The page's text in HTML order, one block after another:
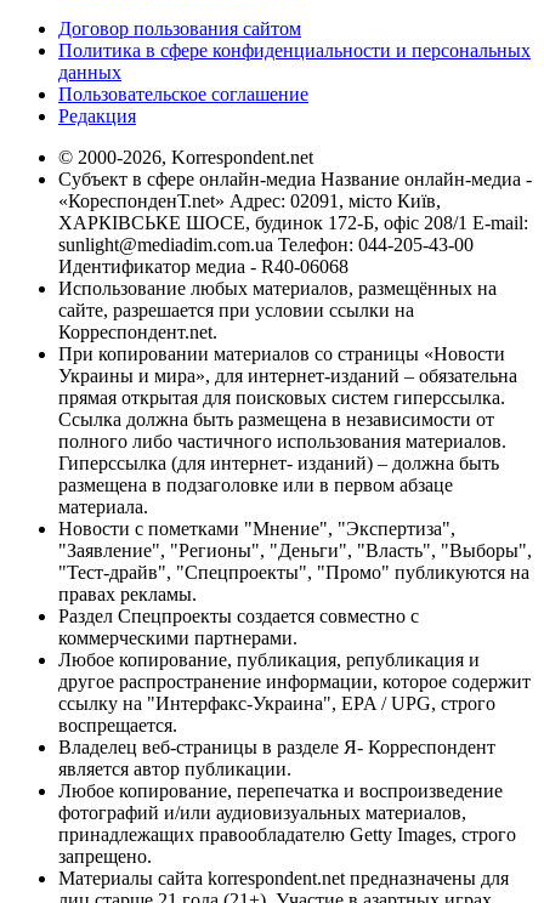
Договор пользования сайтом
Политика в сфере конфиденциальности и персональных
данных
Пользовательское соглашение
Редакция
© 2000-2026, Korrespondent.net
Субъект в сфере онлайн-медиа Название онлайн-медиа -
«КореспонденТ.net» Адрес: 02091, місто Київ,
ХАРКІВСЬКЕ ШОСЕ, будинок 172-Б, офіс 208/1 E-mail:
sunlight@mediadim.com.ua Телефон: 044-205-43-00
Идентификатор медиа - R40-06068
Использование любых материалов, размещённых на
сайте, разрешается при условии ссылки на
Корреспондент.net.
При копировании материалов со страницы «Новости
Украины и мира», для интернет-изданий – обязательна
прямая открытая для поисковых систем гиперссылка.
Ссылка должна быть размещена в независимости от
полного либо частичного использования материалов.
Гиперссылка (для интернет- изданий) – должна быть
размещена в подзаголовке или в первом абзаце
материала.
Новости с пометками "Мнение", "Экспертиза",
"Заявление", "Регионы", "Деньги", "Власть", "Выборы",
"Тест-драйв", "Спецпроекты", "Промо" публикуются на
правах рекламы.
Раздел Спецпроекты создается совместно с
коммерческими партнерами.
Любое копирование, публикация, републикация и
другое распространение информации, которое содержит
ссылку на "Интерфакс-Украина", EPA / UPG, строго
воспрещается.
Владелец веб-страницы в разделе Я- Корреспондент
является автор публикации.
Любое копирование, перепечатка и воспроизведение
фотографий и/или аудиовизуальных материалов,
принадлежащих правообладателю Getty Images, строго
запрещено.
Материалы сайта korrespondent.net предназначены для